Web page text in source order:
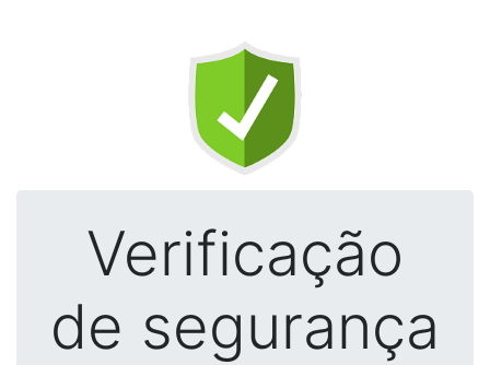
Verificação
de segurança